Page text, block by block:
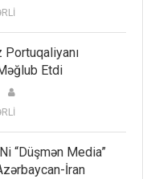
Etdi
“düşmən Media”
İran